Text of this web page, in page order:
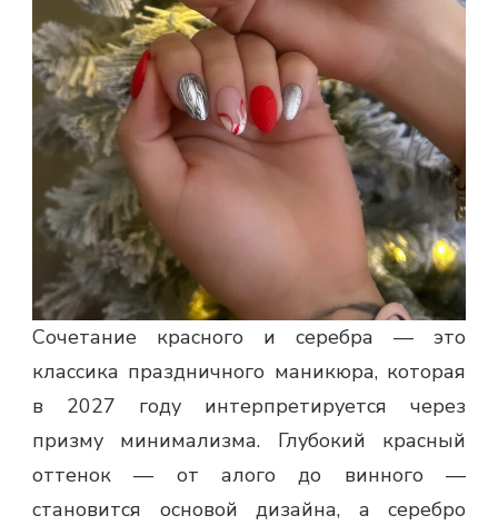
Сочетание красного и серебра — это
классика праздничного маникюра, которая
в 2027 году интерпретируется через
призму минимализма. Глубокий красный
оттенок — от алого до винного —
становится основой дизайна, а серебро